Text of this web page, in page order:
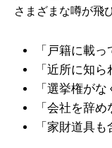
さまざまな噂が飛
「戸籍に載っ
「近所に知ら
「選挙権がな
「会社を辞
「家財道具